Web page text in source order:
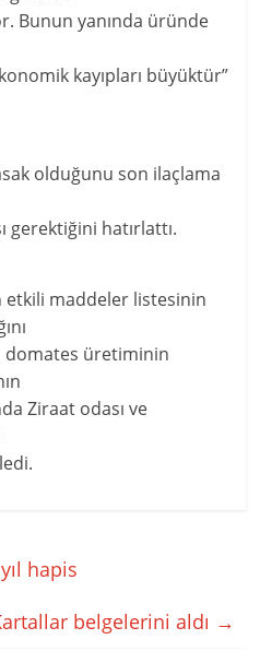
Bunun yanında üründe
kayıpları büyüktür”
olduğunu son ilaçlama
gerektiğini hatırlattı.
etkili maddeler listesinin
domates üretiminin
Ziraat odası ve
hapis
belgelerini aldı →